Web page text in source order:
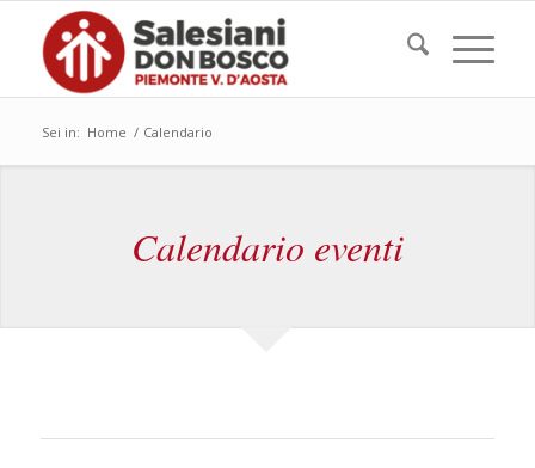
Sei in: Home / Calendario
Calendario eventi